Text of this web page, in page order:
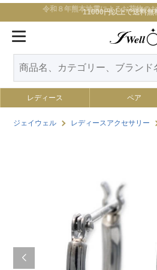
令和８年熊本地震によるお荷物の
11000円以上で送料無
レディース ペア
ジェイウェル レディースアクセサリー